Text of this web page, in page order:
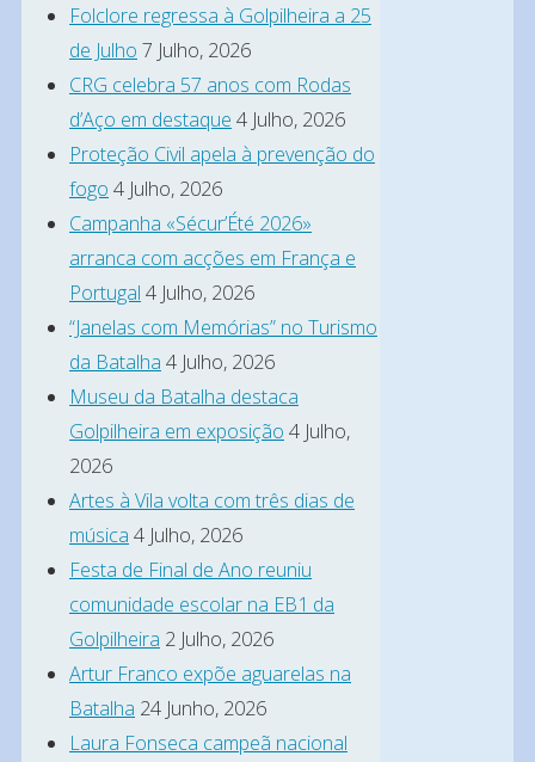
dia
de
profunda
devoção
e
convívio
comunitário
no
próximo
dia
24
de
com
a
celebração
da
Festa
do
Divino
Folclore regressa à Golpilheira a 25
de Julho 7 Julho, 2026
CRG celebra 57 anos com Rodas
d’Aço em destaque 4 Julho, 2026
Proteção Civil apela à prevenção do
fogo 4 Julho, 2026
Campanha «Sécur’Été 2026»
arranca com acções em França e
Portugal 4 Julho, 2026
“Janelas com Memórias” no Turismo
da Batalha 4 Julho, 2026
Museu da Batalha destaca
Golpilheira em exposição 4 Julho,
2026
Artes à Vila volta com três dias de
música 4 Julho, 2026
Festa de Final de Ano reuniu
comunidade escolar na EB1 da
Golpilheira 2 Julho, 2026
Artur Franco expõe aguarelas na
Batalha 24 Junho, 2026
Laura Fonseca campeã nacional